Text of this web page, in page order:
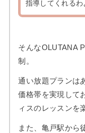
指導してくれるわ
そんなOLUTANA
制。
通い放題プランは
価格帯を実現して
ィスのレッスンを
また、亀戸駅から